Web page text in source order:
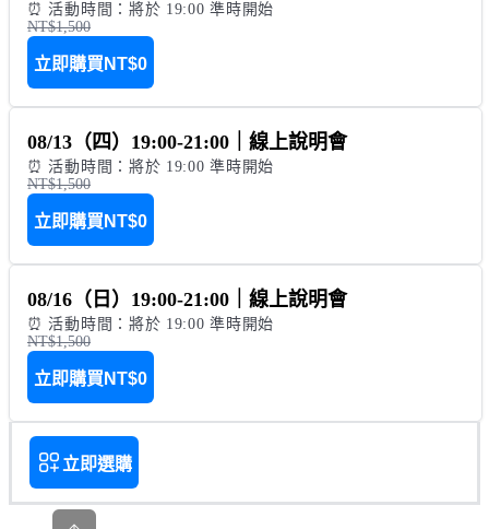
⏰ 活動時間：將於 19:00 準時開始
NT$1,500
立即購買 NT$0
08/13（四）19:00-21:00｜線上說明會
⏰ 活動時間：將於 19:00 準時開始
NT$1,500
立即購買 NT$0
08/16（日）19:00-21:00｜線上說明會
⏰ 活動時間：將於 19:00 準時開始
NT$1,500
立即購買 NT$0
立即選購